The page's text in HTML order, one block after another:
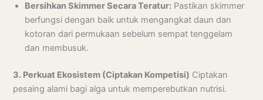
Bersihkan Skimmer Secara Teratur: Pastikan skimmer
berfungsi dengan baik untuk mengangkat daun dan
kotoran dari permukaan sebelum sempat tenggelam
dan membusuk.
3. Perkuat Ekosistem (Ciptakan Kompetisi) Ciptakan
pesaing alami bagi alga untuk memperebutkan nutrisi.